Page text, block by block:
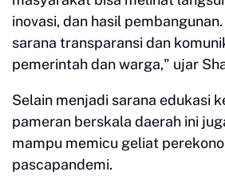
inovasi, dan hasil
sarana transparansi dan
pemerintah dan warga," ujar
Selain menjadi sarana edukasi
pameran berskala daerah ini
mampu memicu geliat
pascapandemi.